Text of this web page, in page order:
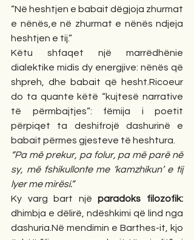
“Në heshtjen e babait dëgjoja zhurmat
e nënës,e në zhurmat e nënës ndjeja
heshtjen e tij.”
Këtu shfaqet një marrëdhënie
dialektike midis dy energjive: nënës që
shpreh, dhe babait që hesht.Ricoeur
do ta quante këtë “kujtesë narrative
të përmbajtjes”: fëmija i poetit
përpiqet ta deshifrojë dashurinë e
babait përmes gjesteve të heshtura.
“Pa më prekur, pa folur, pa më parë në
sy, më fshikullonte me ‘kamzhikun’ e tij
lyer me mirësi.”
Ky varg bart një paradoks filozofik:
dhimbja e dëlirë, ndëshkimi që lind nga
dashuria.Në mendimin e Barthes-it, kjo